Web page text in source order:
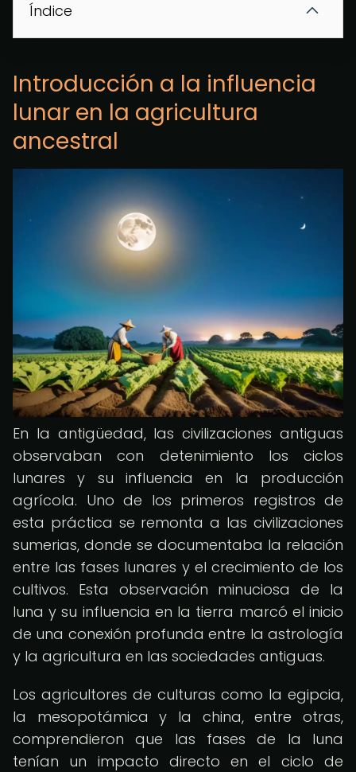
Índice
Introducción a la influencia
lunar en la agricultura
ancestral
En la antigüedad, las civilizaciones antiguas
observaban con detenimiento los ciclos
lunares y su influencia en la producción
agrícola. Uno de los primeros registros de
esta práctica se remonta a las civilizaciones
sumerias, donde se documentaba la relación
entre las fases lunares y el crecimiento de los
cultivos. Esta observación minuciosa de la
luna y su influencia en la tierra marcó el inicio
de una conexión profunda entre la astrología
y la agricultura en las sociedades antiguas.
Los agricultores de culturas como la egipcia,
la mesopotámica y la china, entre otras,
comprendieron que las fases de la luna
tenían un impacto directo en el ciclo de